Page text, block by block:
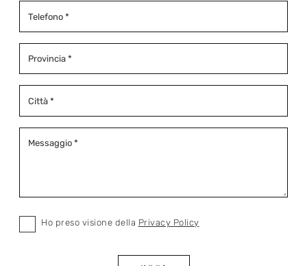
Ho preso visione della Privacy Policy